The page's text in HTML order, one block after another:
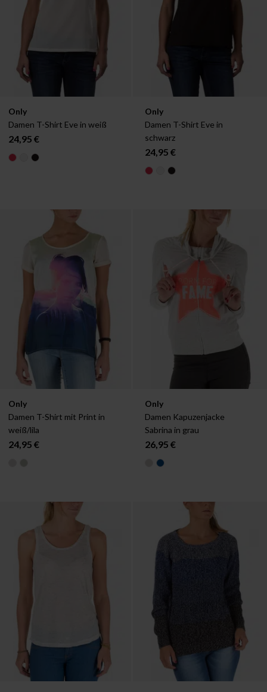
Verfügbar in:
34
38 40 42
Only
Damen T-Shirt Eve in weiß
24,95 €
Verfügbar in:
34
40 42
Only
Damen T-Shirt Eve in
schwarz
24,95 €
Verfügbar in:
36
40
Only
Damen T-Shirt mit Print in
weiß/lila
24,95 €
Verfügbar in:
XS
Only
Damen Kapuzenjacke
Sabrina in grau
26,95 €